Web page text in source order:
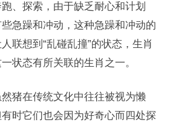
、探索，由于缺乏耐心和计划
急躁和冲动，这种急躁和冲动的
联想到“乱碰乱撞”的状态，生肖
状态有所关联的生肖之一。
猪在传统文化中往往被视为懒
时它们也会因为好奇心而四处探